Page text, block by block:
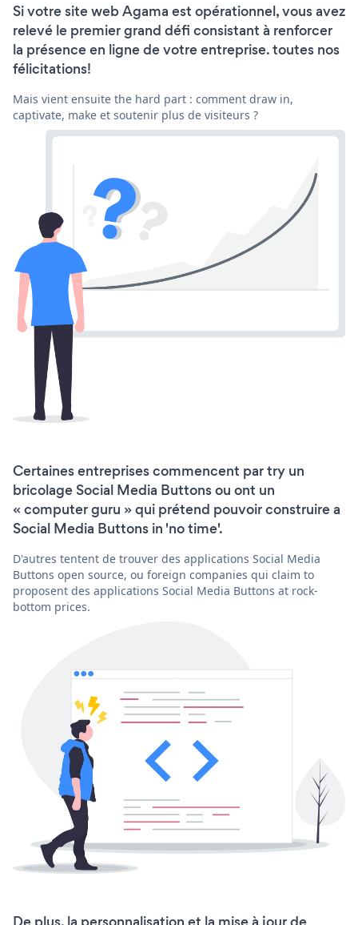
Si votre site web Agama est opérationnel, vous avez
relevé le premier grand défi consistant à renforcer
la présence en ligne de votre entreprise. toutes nos
félicitations!
Mais vient ensuite the hard part : comment draw in,
captivate, make et soutenir plus de visiteurs ?
Certaines entreprises commencent par try un
bricolage Social Media Buttons ou ont un
« computer guru » qui prétend pouvoir construire a
Social Media Buttons in 'no time'.
D'autres tentent de trouver des applications Social Media
Buttons open source, ou foreign companies qui claim to
proposent des applications Social Media Buttons at rock-
bottom prices.